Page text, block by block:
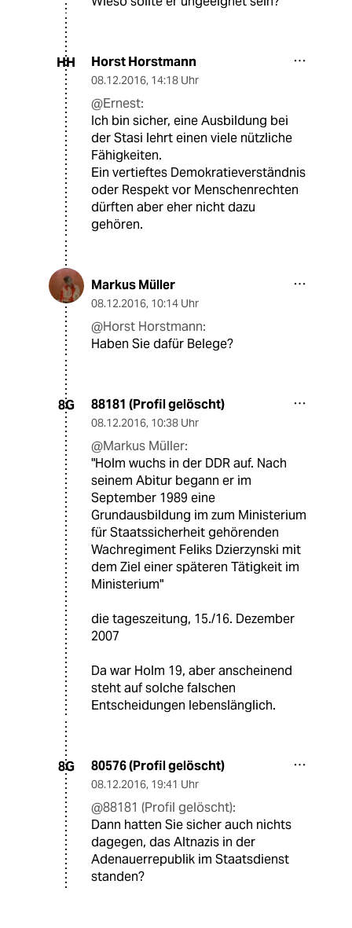
HH Horst Horstmann
08.12.2016, 14:18 Uhr
@Ernest:
Ich bin sicher, eine Ausbildung bei
der Stasi lehrt einen viele nützliche
Fähigkeiten.
Ein vertieftes Demokratieverständnis
oder Respekt vor Menschenrechten
dürften aber eher nicht dazu
gehören.
Markus Müller
08.12.2016, 10:14 Uhr
@Horst Horstmann:
Haben Sie dafür Belege?
8G 88181 (Profil gelöscht)
08.12.2016, 10:38 Uhr
@Markus Müller:
"Holm wuchs in der DDR auf. Nach
seinem Abitur begann er im
September 1989 eine
Grundausbildung im zum Ministerium
für Staatssicherheit gehörenden
Wachregiment Feliks Dzierzynski mit
dem Ziel einer späteren Tätigkeit im
Ministerium"
die tageszeitung, 15./16. Dezember
2007
Da war Holm 19, aber anscheinend
steht auf solche falschen
Entscheidungen lebenslänglich.
8G 80576 (Profil gelöscht)
08.12.2016, 19:41 Uhr
@88181 (Profil gelöscht):
Dann hatten Sie sicher auch nichts
dagegen, das Altnazis in der
Adenauerrepublik im Staatsdienst
standen?